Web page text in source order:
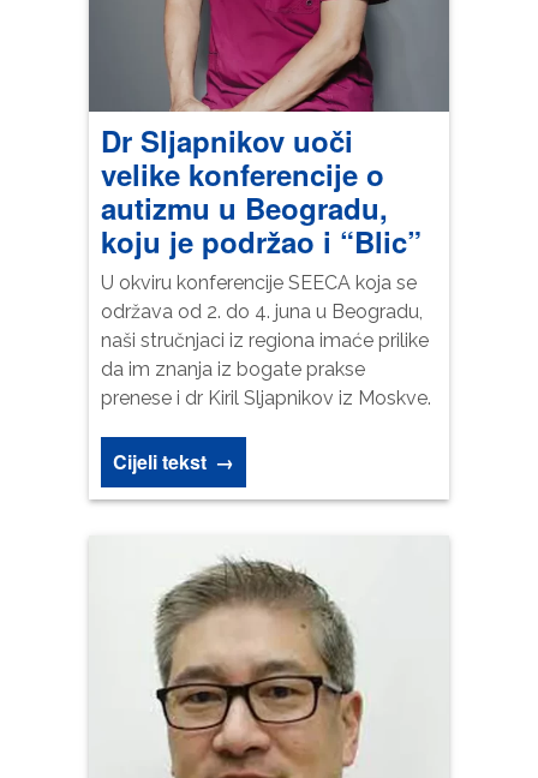
Dr Sljapnikov uoči
velike konferencije o
autizmu u Beogradu,
koju je podržao i “Blic”
U okviru konferencije SEECA koja se
održava od 2. do 4. juna u Beogradu,
naši stručnjaci iz regiona imaće prilike
da im znanja iz bogate prakse
prenese i dr Kiril Sljapnikov iz Moskve.
Cijeli tekst →
Kako bi
naša
web
stranica
radila što
bolje
tokom
Vaše
posjete.
Ako
odbijete
ove
kolačiće,
neke
funkcije
će
nestati s
web
interesovanja i
ponašanja dok
posjećujete
našu stranicu,
povećavate
šanse da
vidite
personalizirani
sadržaj i